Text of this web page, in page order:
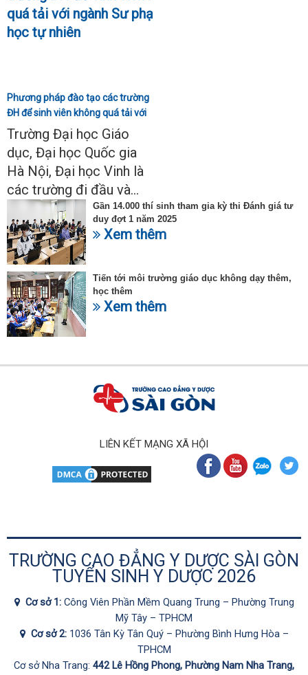
Phương pháp đào tạo các trường
ĐH để sinh viên không quá tải với
ngành Sư phạm Khoa học tự
nhiên
Trường Đại học Giáo
dục, Đại học Quốc gia
Hà Nội, Đại học Vinh là
các trường đi đầu và...
Gần 14.000 thí sinh tham gia kỳ thi Đánh giá tư
duy đợt 1 năm 2025
Xem thêm
Tiến tới môi trường giáo dục không dạy thêm,
học thêm
Xem thêm
LIÊN KẾT MẠNG XÃ HỘI
TRƯỜNG CAO ĐẲNG Y DƯỢC SÀI GÒN
TUYỂN SINH Y DƯỢC 2026
Cơ sở 1: Công Viên Phần Mềm Quang Trung – Phường Trung
Mỹ Tây – TPHCM
Cơ sở 2: 1036 Tân Kỳ Tân Quý – Phường Bình Hưng Hòa –
TPHCM
Cơ sở Nha Trang: 442 Lê Hồng Phong, Phường Nam Nha Trang,